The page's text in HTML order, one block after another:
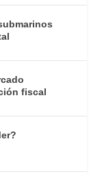
fiscal